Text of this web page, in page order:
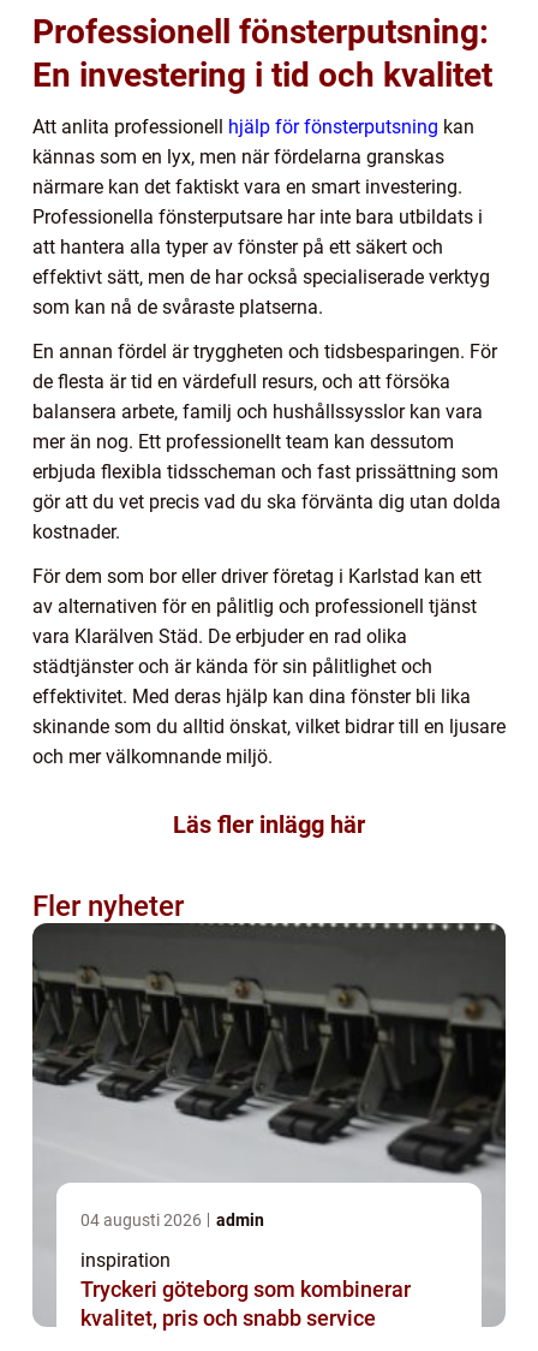
Professionell fönsterputsning:
En investering i tid och kvalitet
Att anlita professionell hjälp för fönsterputsning kan
kännas som en lyx, men när fördelarna granskas
närmare kan det faktiskt vara en smart investering.
Professionella fönsterputsare har inte bara utbildats i
att hantera alla typer av fönster på ett säkert och
effektivt sätt, men de har också specialiserade verktyg
som kan nå de svåraste platserna.
En annan fördel är tryggheten och tidsbesparingen. För
de flesta är tid en värdefull resurs, och att försöka
balansera arbete, familj och hushållssysslor kan vara
mer än nog. Ett professionellt team kan dessutom
erbjuda flexibla tidsscheman och fast prissättning som
gör att du vet precis vad du ska förvänta dig utan dolda
kostnader.
För dem som bor eller driver företag i Karlstad kan ett
av alternativen för en pålitlig och professionell tjänst
vara Klarälven Städ. De erbjuder en rad olika
städtjänster och är kända för sin pålitlighet och
effektivitet. Med deras hjälp kan dina fönster bli lika
skinande som du alltid önskat, vilket bidrar till en ljusare
och mer välkomnande miljö.
Läs fler inlägg här
Fler nyheter
04 augusti 2026 admin
inspiration
Tryckeri göteborg som kombinerar
kvalitet, pris och snabb service